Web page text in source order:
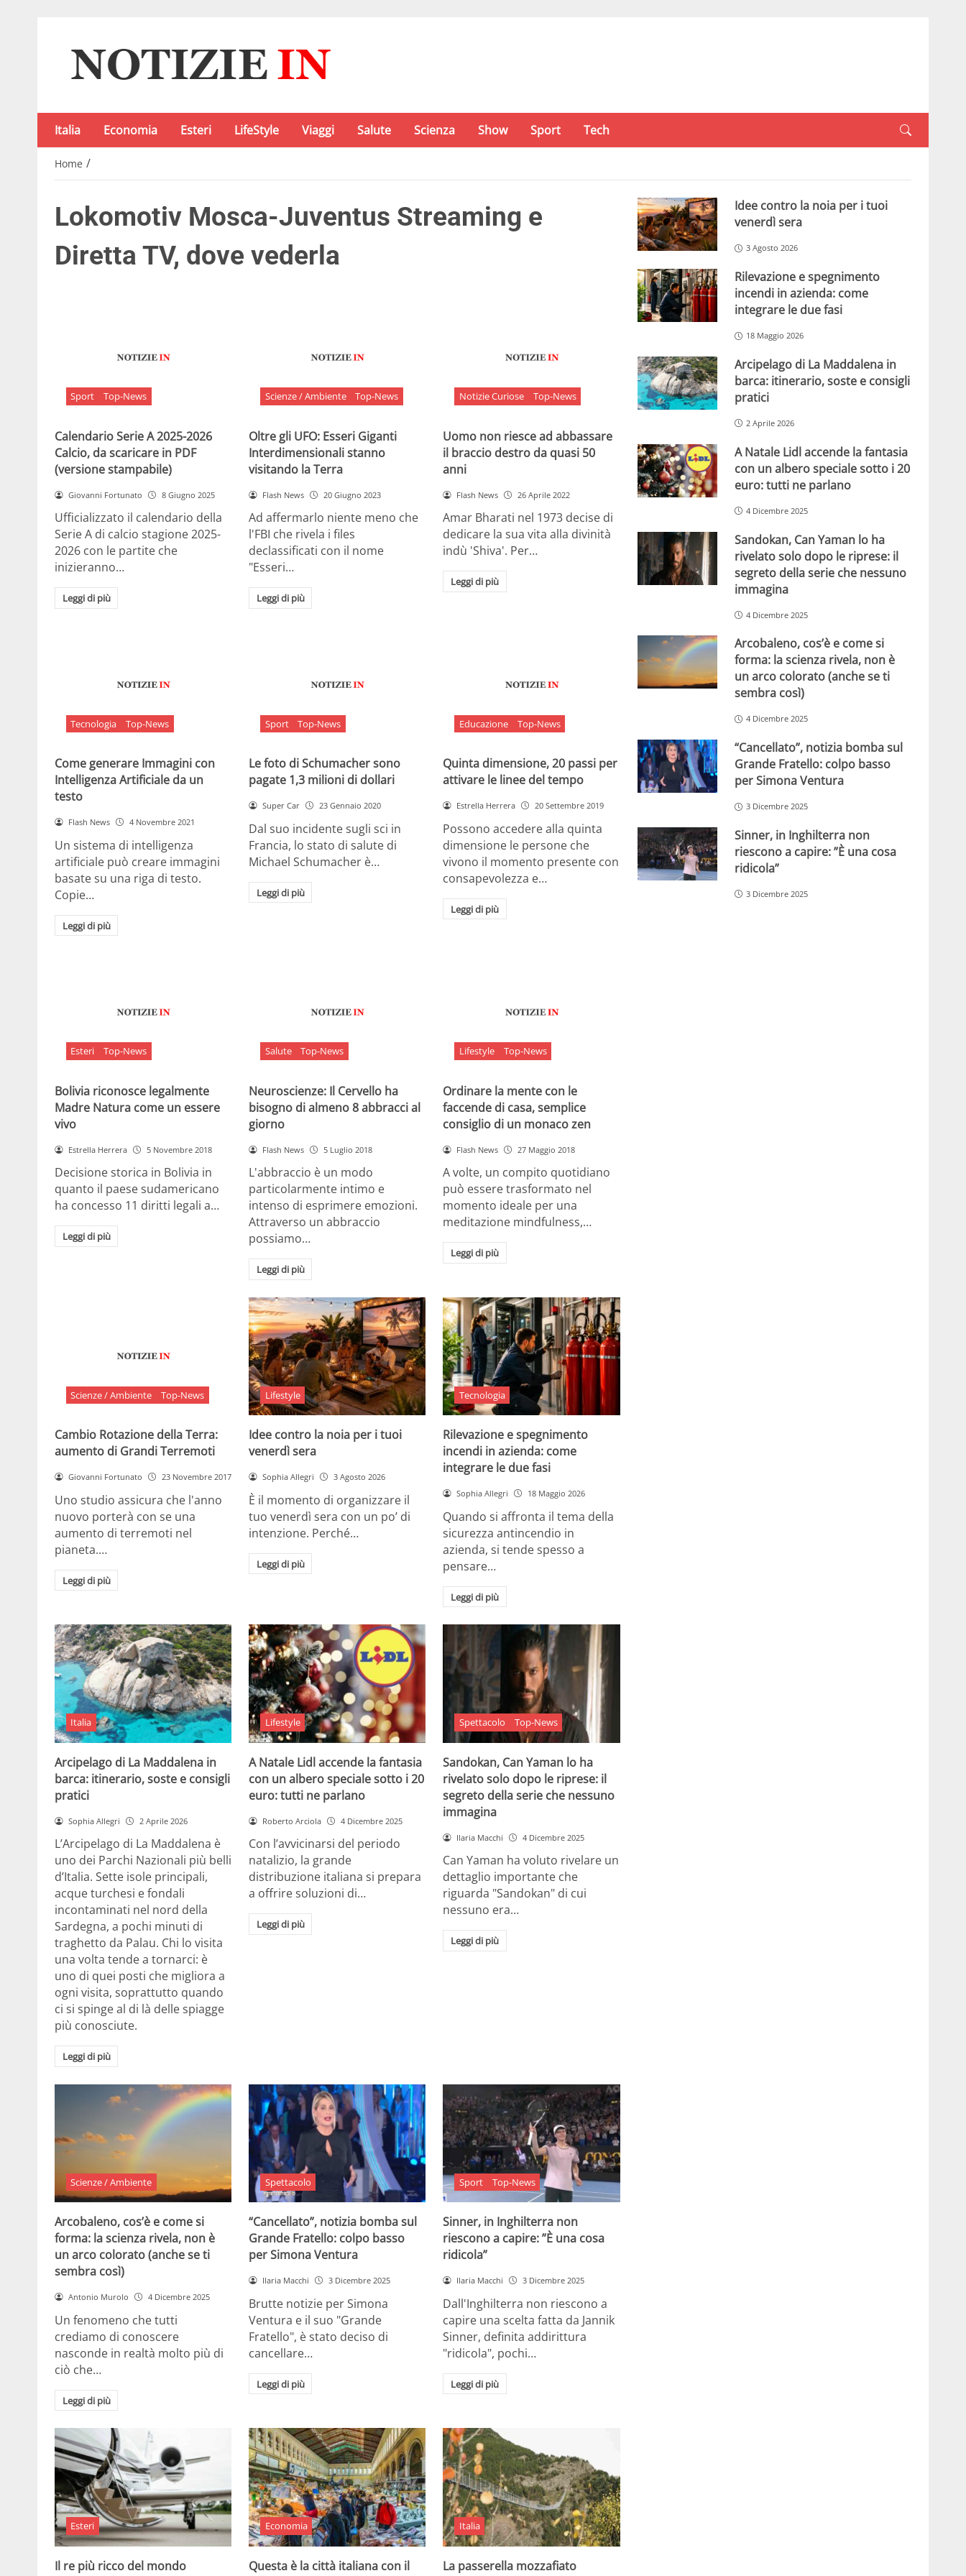
Italia Economia Esteri LifeStyle Viaggi Salute Scienza Show Sport Tech
Home /
Lokomotiv Mosca-Juventus Streaming e
Diretta TV, dove vederla
Sport Top-News
Calendario Serie A 2025-2026
Calcio, da scaricare in PDF
(versione stampabile)
Giovanni Fortunato 8 Giugno 2025
Ufficializzato il calendario della
Serie A di calcio stagione 2025-
2026 con le partite che
inizieranno…
Leggi di più
Scienze / Ambiente Top-News
Oltre gli UFO: Esseri Giganti
Interdimensionali stanno
visitando la Terra
Flash News 20 Giugno 2023
Ad affermarlo niente meno che
l'FBI che rivela i files
declassificati con il nome
"Esseri…
Leggi di più
Notizie Curiose Top-News
Uomo non riesce ad abbassare
il braccio destro da quasi 50
anni
Flash News 26 Aprile 2022
Amar Bharati nel 1973 decise di
dedicare la sua vita alla divinità
indù 'Shiva'. Per…
Leggi di più
Tecnologia Top-News
Come generare Immagini con
Intelligenza Artificiale da un
testo
Flash News 4 Novembre 2021
Un sistema di intelligenza
artificiale può creare immagini
basate su una riga di testo.
Copie…
Leggi di più
Sport Top-News
Le foto di Schumacher sono
pagate 1,3 milioni di dollari
Super Car 23 Gennaio 2020
Dal suo incidente sugli sci in
Francia, lo stato di salute di
Michael Schumacher è…
Leggi di più
Educazione Top-News
Quinta dimensione, 20 passi per
attivare le linee del tempo
Estrella Herrera 20 Settembre 2019
Possono accedere alla quinta
dimensione le persone che
vivono il momento presente con
consapevolezza e…
Leggi di più
Esteri Top-News
Bolivia riconosce legalmente
Madre Natura come un essere
vivo
Estrella Herrera 5 Novembre 2018
Decisione storica in Bolivia in
quanto il paese sudamericano
ha concesso 11 diritti legali a…
Leggi di più
Salute Top-News
Neuroscienze: Il Cervello ha
bisogno di almeno 8 abbracci al
giorno
Flash News 5 Luglio 2018
L'abbraccio è un modo
particolarmente intimo e
intenso di esprimere emozioni.
Attraverso un abbraccio
possiamo…
Leggi di più
Lifestyle Top-News
Ordinare la mente con le
faccende di casa, semplice
consiglio di un monaco zen
Flash News 27 Maggio 2018
A volte, un compito quotidiano
può essere trasformato nel
momento ideale per una
meditazione mindfulness,…
Leggi di più
Scienze / Ambiente Top-News
Cambio Rotazione della Terra:
aumento di Grandi Terremoti
Giovanni Fortunato 23 Novembre 2017
Uno studio assicura che l'anno
nuovo porterà con se una
aumento di terremoti nel
pianeta.…
Leggi di più
Lifestyle
Idee contro la noia per i tuoi
venerdì sera
Sophia Allegri 3 Agosto 2026
È il momento di organizzare il
tuo venerdì sera con un po’ di
intenzione. Perché…
Leggi di più
Tecnologia
Rilevazione e spegnimento
incendi in azienda: come
integrare le due fasi
Sophia Allegri 18 Maggio 2026
Quando si affronta il tema della
sicurezza antincendio in
azienda, si tende spesso a
pensare…
Leggi di più
Italia
Arcipelago di La Maddalena in
barca: itinerario, soste e consigli
pratici
Sophia Allegri 2 Aprile 2026
L’Arcipelago di La Maddalena è
uno dei Parchi Nazionali più belli
d’Italia. Sette isole principali,
acque turchesi e fondali
incontaminati nel nord della
Sardegna, a pochi minuti di
traghetto da Palau. Chi lo visita
una volta tende a tornarci: è
uno di quei posti che migliora a
ogni visita, soprattutto quando
ci si spinge al di là delle spiagge
più conosciute.
Leggi di più
Lifestyle
A Natale Lidl accende la fantasia
con un albero speciale sotto i 20
euro: tutti ne parlano
Roberto Arciola 4 Dicembre 2025
Con l’avvicinarsi del periodo
natalizio, la grande
distribuzione italiana si prepara
a offrire soluzioni di…
Leggi di più
Spettacolo Top-News
Sandokan, Can Yaman lo ha
rivelato solo dopo le riprese: il
segreto della serie che nessuno
immagina
Ilaria Macchi 4 Dicembre 2025
Can Yaman ha voluto rivelare un
dettaglio importante che
riguarda "Sandokan" di cui
nessuno era…
Leggi di più
Scienze / Ambiente
Arcobaleno, cos’è e come si
forma: la scienza rivela, non è
un arco colorato (anche se ti
sembra così)
Antonio Murolo 4 Dicembre 2025
Un fenomeno che tutti
crediamo di conoscere
nasconde in realtà molto più di
ciò che…
Leggi di più
Spettacolo
“Cancellato”, notizia bomba sul
Grande Fratello: colpo basso
per Simona Ventura
Ilaria Macchi 3 Dicembre 2025
Brutte notizie per Simona
Ventura e il suo "Grande
Fratello", è stato deciso di
cancellare…
Leggi di più
Sport Top-News
Sinner, in Inghilterra non
riescono a capire: ”È una cosa
ridicola”
Ilaria Macchi 3 Dicembre 2025
Dall'Inghilterra non riescono a
capire una scelta fatta da Jannik
Sinner, definita addirittura
"ridicola", pochi…
Leggi di più
Esteri
Il re più ricco del mondo
Economia
Questa è la città italiana con il
Italia
La passerella mozzafiato
Idee contro la noia per i tuoi
venerdì sera
3 Agosto 2026
Rilevazione e spegnimento
incendi in azienda: come
integrare le due fasi
18 Maggio 2026
Arcipelago di La Maddalena in
barca: itinerario, soste e consigli
pratici
2 Aprile 2026
A Natale Lidl accende la fantasia
con un albero speciale sotto i 20
euro: tutti ne parlano
4 Dicembre 2025
Sandokan, Can Yaman lo ha
rivelato solo dopo le riprese: il
segreto della serie che nessuno
immagina
4 Dicembre 2025
Arcobaleno, cos’è e come si
forma: la scienza rivela, non è
un arco colorato (anche se ti
sembra così)
4 Dicembre 2025
“Cancellato”, notizia bomba sul
Grande Fratello: colpo basso
per Simona Ventura
3 Dicembre 2025
Sinner, in Inghilterra non
riescono a capire: ”È una cosa
ridicola”
3 Dicembre 2025